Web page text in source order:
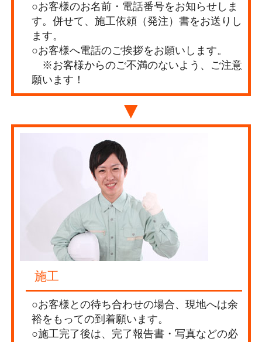
○お客様のお名前・電話番号をお知らせしま
す。併せて、施工依頼（発注）書をお送りし
ます。
○お客様へ電話のご挨拶をお願いします。
※お客様からのご不満のないよう、ご注意
願います！
▼
施工
○お客様との待ち合わせの場合、現地へは余
裕をもっての到着願います。
○施工完了後は、完了報告書・写真などの必